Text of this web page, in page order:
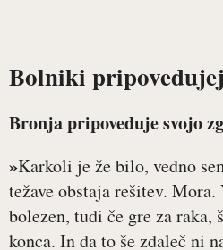
Bolniki
Bronja pripoveduje svojo
»Karkoli je že bilo, vedno
težave obstaja rešitev. Mora.
bolezen, tudi če gre za raka,
konca. In da to še zdaleč ni